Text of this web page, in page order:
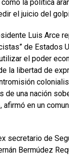
la política
el juicio del
Luis Arce
de Estados
el poder
la libertad de
de una nación
afirmó en un
secretario de
Bermúdez